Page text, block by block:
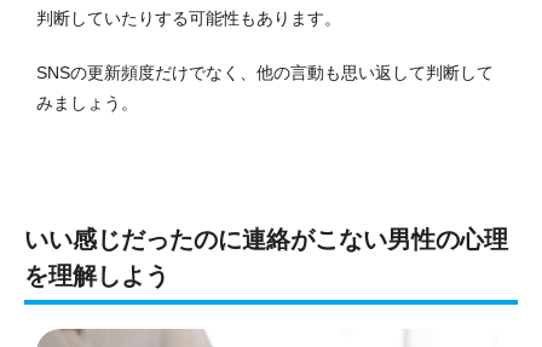
判断していたりする可能性もあります。
SNSの更新頻度だけでなく、他の言動も思い返して判断して
みましょう。
いい感じだったのに連絡がこない男性の心理
を理解しよう